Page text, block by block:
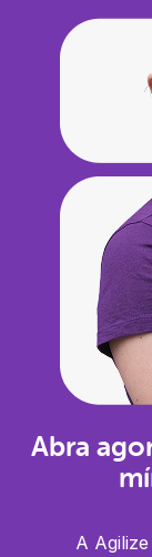
Abra
A